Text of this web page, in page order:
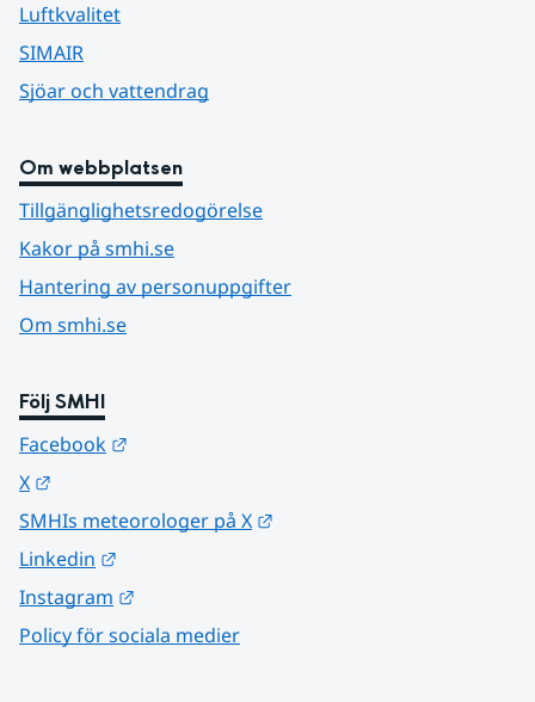
Luftkvalitet
SIMAIR
Sjöar och vattendrag
Om webbplatsen
Tillgänglighetsredogörelse
Kakor på smhi.se
Hantering av personuppgifter
Om smhi.se
Följ SMHI
Facebook
X
SMHIs meteorologer på X
Linkedin
Instagram
Policy för sociala medier